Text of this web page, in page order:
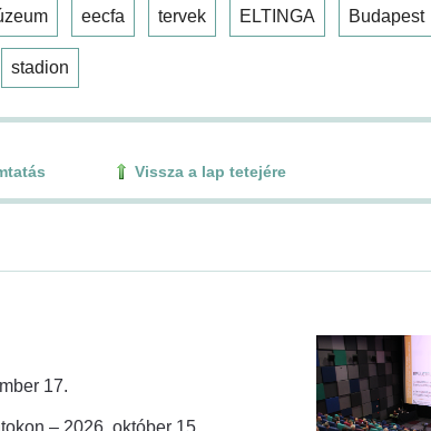
eecfa tervek ELTINGA Budapest
stadion
Vissza a lap tetejére
17.
– 2026. október 15.